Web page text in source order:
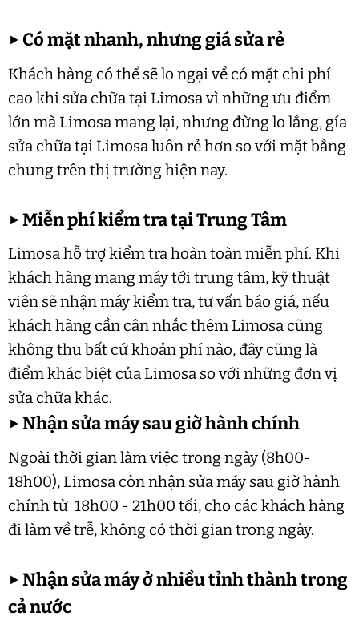
▶ Có mặt nhanh, nhưng giá sửa rẻ
Khách hàng có thể sẽ lo ngại về có mặt chi phí
cao khi sửa chữa tại Limosa vì những ưu điểm
lớn mà Limosa mang lại, nhưng đừng lo lắng, gía
sửa chữa tại Limosa luôn rẻ hơn so với mặt bằng
chung trên thị trường hiện nay.
▶Miễn phí kiểm tra tại Trung Tâm
Limosa hỗ trợ kiểm tra hoàn toàn miễn phí. Khi
khách hàng mang máy tới trung tâm, kỹ thuật
viên sẽ nhận máy kiểm tra, tư vấn báo giá, nếu
khách hàng cần cân nhắc thêm Limosa cũng
không thu bất cứ khoản phí nào, đây cũng là
điểm khác biệt của Limosa so với những đơn vị
sửa chữa khác.
▶Nhận sửa máy sau giờ hành chính
Ngoài thời gian làm việc trong ngày (8h00-
18h00), Limosa còn nhận sửa máy sau giờ hành
chính từ 18h00 - 21h00 tối, cho các khách hàng
đi làm về trễ, không có thời gian trong ngày.
▶Nhận sửa máy ở nhiều tỉnh thành trong
cả nước